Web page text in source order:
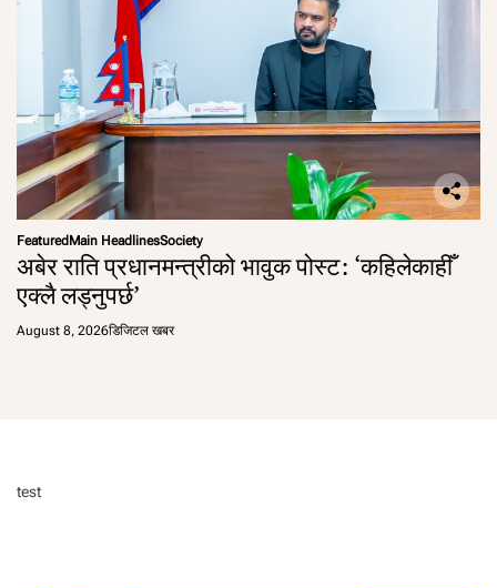
FeaturedMain HeadlinesSociety
अबेर राति प्रधानमन्त्रीको भावुक पोस्ट: ‘कहिलेकाहीँ
एक्लै लड्नुपर्छ’
August 8, 2026डिजिटल खबर
test